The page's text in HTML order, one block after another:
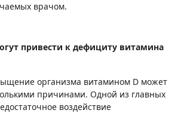
врачом.
привести к дефициту витамина
организма витамином D может
причинами. Одной из главных
воздействие